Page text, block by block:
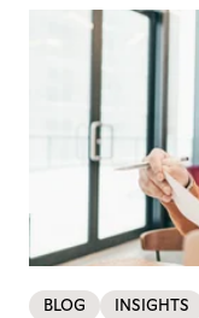
BLOG INSIGHTS